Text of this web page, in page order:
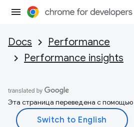
Docs
Performance
Performance insights
Эта страница переведена с помощью